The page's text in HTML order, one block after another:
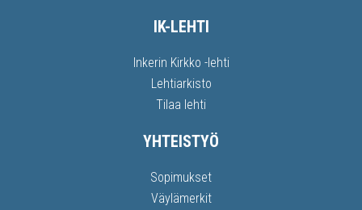
IK-LEHTI
Inkerin Kirkko -lehti
Lehtiarkisto
Tilaa lehti
YHTEISTYÖ
Sopimukset
Väylämerkit